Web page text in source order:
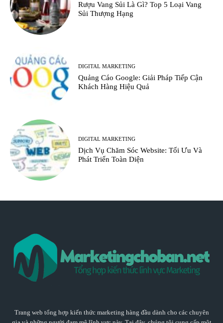
Rượu Vang Sủi Là Gì? Top 5 Loại Vang
Sủi Thượng Hạng
DIGITAL MARKETING
Quảng Cáo Google: Giải Pháp Tiếp Cận
Khách Hàng Hiệu Quả
DIGITAL MARKETING
Dịch Vụ Chăm Sóc Website: Tối Ưu Và
Phát Triển Toàn Diện
Trang web tổng hợp kiến thức marketing hàng đầu dành cho các chuyên